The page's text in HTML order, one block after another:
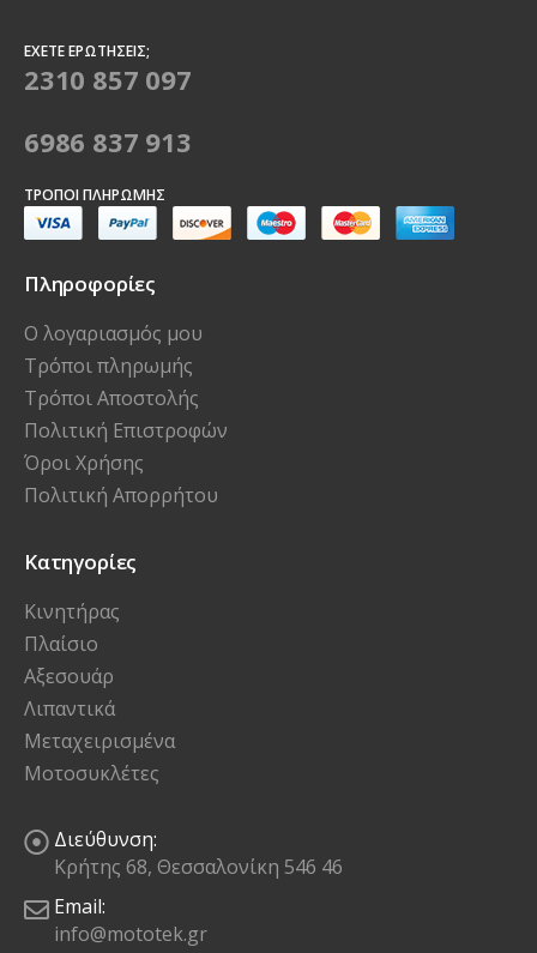
ΈΧΕΤΕ ΕΡΩΤΉΣΕΙΣ;
2310 857 097
6986 837 913
ΤΡΌΠΟΙ ΠΛΗΡΩΜΉΣ
Πληροφορίες
Ο λογαριασμός μου
Τρόποι πληρωμής
Τρόποι Αποστολής
Πολιτική Επιστροφών
Όροι Χρήσης
Πολιτική Απορρήτου
Κατηγορίες
Κινητήρας
Πλαίσιο
Αξεσουάρ
Λιπαντικά
Μεταχειρισμένα
Μοτοσυκλέτες
Διεύθυνση:
Κρήτης 68, Θεσσαλονίκη 546 46
Email:
info@mototek.gr